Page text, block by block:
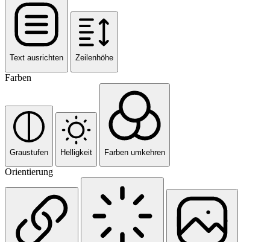
Text ausrichten Zeilenhöhe
Farben
Graustufen Helligkeit Farben umkehren
Orientierung